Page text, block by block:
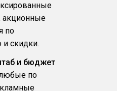
акционные
по
скидки.
и бюджет
по